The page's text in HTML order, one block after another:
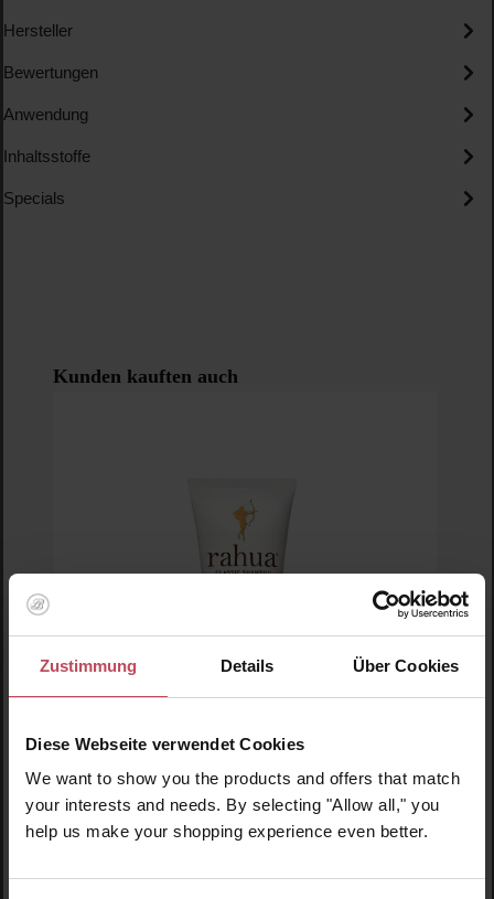
Zustimmung Details Über Cookies
Diese Webseite verwendet Cookies
We want to show you the products and offers that match
your interests and needs. By selecting "Allow all," you
help us make your shopping experience even better.
Hersteller
Bewertungen
Anwendung
Inhaltsstoffe
Specials
Produktgalerie überspringen
Kunden kauften auch
Rahua Amazon Beauty
Shampoo Classic Deluxe Mini, 22ml